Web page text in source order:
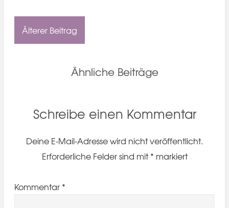
Älterer Beitrag
Ähnliche Beiträge
Schreibe einen Kommentar
Deine E-Mail-Adresse wird nicht veröffentlicht.
Erforderliche Felder sind mit* markiert
Kommentar *